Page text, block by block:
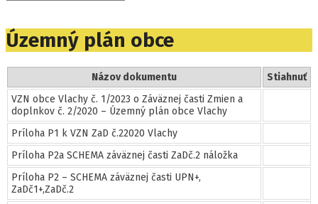
Územný plán obce
Názov dokumentu
Stiahnuť
VZN obce Vlachy č. 1/2023 o Záväznej časti Zmien a
doplnkov č. 2/2020 – Územný plán obce Vlachy
Príloha P1 k VZN ZaD č.22020 Vlachy
Príloha P2a SCHEMA záväznej časti ZaDč.2 náložka
Príloha P2 – SCHEMA záväznej časti UPN+,
ZaDč1+,ZaDč.2